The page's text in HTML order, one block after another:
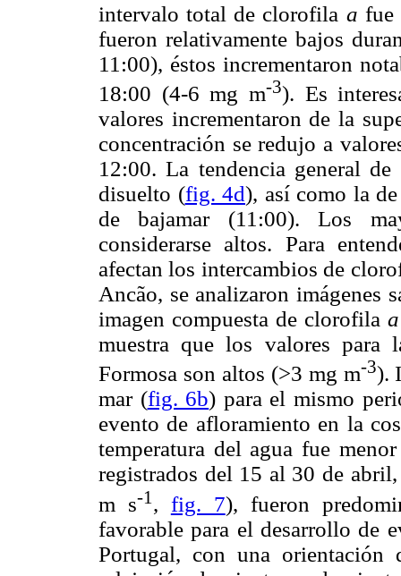
intervalo total de clorofila a fue
fueron relativamente bajos
11:00), éstos incrementaron
18:00 (4-6 mg m-3). Es
valores incrementaron de la
concentración se redujo a
12:00. La tendencia general
disuelto (fig. 4d), así como la
de bajamar (11:00). Los
considerarse altos. Para
afectan los intercambios de
Ancão, se analizaron imágenes
imagen compuesta de clorofila a
muestra que los valores para
Formosa son altos (>3 mg m-3).
mar (fig. 6b) para el mismo
evento de afloramiento en la
temperatura del agua fue
registrados del 15 al 30 de
m s-1 , fig. 7), fueron
favorable para el desarrollo de
Portugal, con una